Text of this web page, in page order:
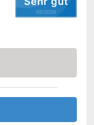
05/2026